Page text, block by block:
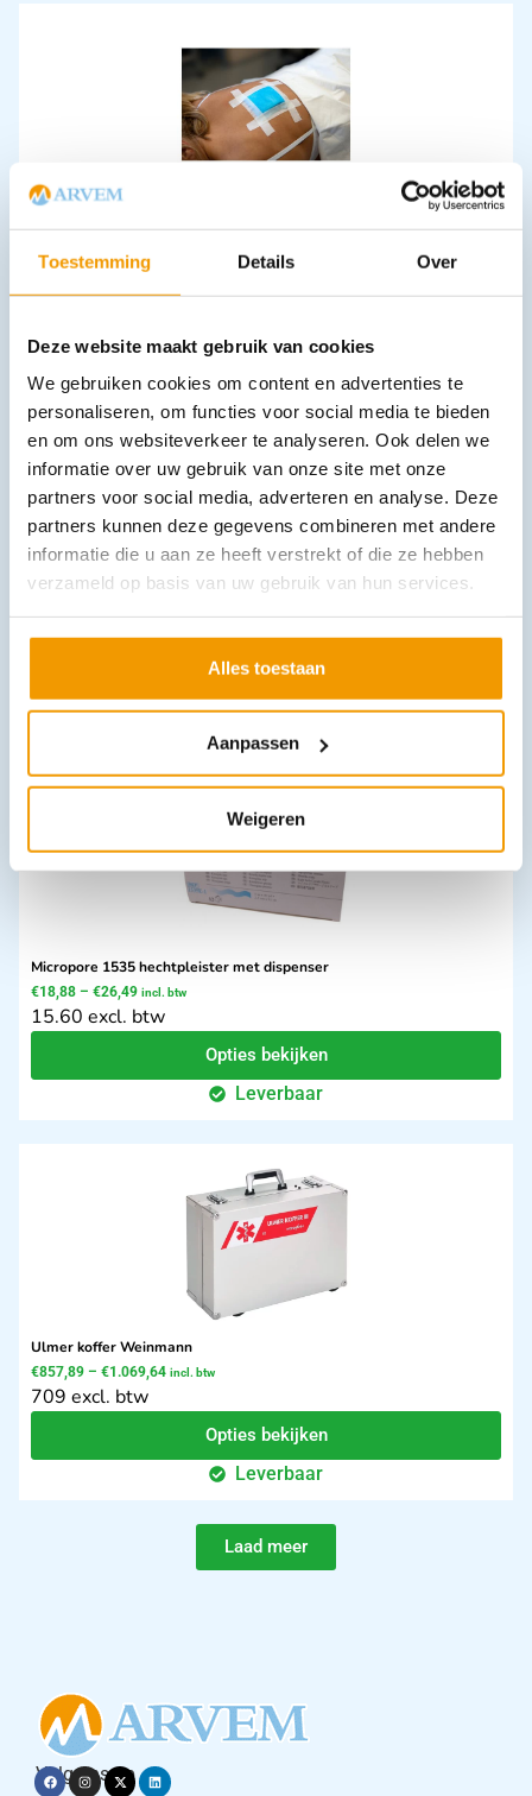
Toestemming Details Over
Deze website maakt gebruik van cookies
We gebruiken cookies om content en advertenties te
personaliseren, om functies voor social media te bieden
en om ons websiteverkeer te analyseren. Ook delen we
informatie over uw gebruik van onze site met onze
partners voor social media, adverteren en analyse. Deze
partners kunnen deze gegevens combineren met andere
informatie die u aan ze heeft verstrekt of die ze hebben
verzameld op basis van uw gebruik van hun services.
Alles toestaan
Aanpassen
Weigeren
Absorberend verband NOBASORB NS
€2,76 – €21,14 incl. btw
2.53 excl. btw
Opties bekijken
Quicktrach set
214 excl. btw
Opties bekijken
Leverbaar
Micropore 1535 hechtpleister met dispenser
€18,88 – €26,49 incl. btw
15.60 excl. btw
Opties bekijken
Leverbaar
Ulmer koffer Weinmann
€857,89 – €1.069,64 incl. btw
709 excl. btw
Opties bekijken
Leverbaar
Laad meer
Volg ons op